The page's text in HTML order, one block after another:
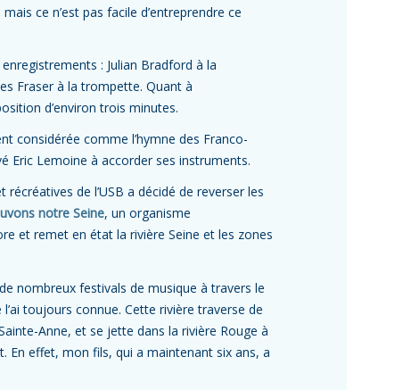
ce n’est pas facile d’entreprendre ce
: Julian Bradford à la
Fraser à la trompette. Quant à
d’environ trois minutes.
considérée comme l’hymne des Franco-
Eric Lemoine à accorder ses instruments.
de l’USB a décidé de reverser les
notre Seine, un organisme
et remet en état la rivière Seine et les zones
nombreux festivals de musique à travers le
toujours connue. Cette rivière traverse de
Anne, et se jette dans la rivière Rouge à
En effet, mon fils, qui a maintenant six ans, a